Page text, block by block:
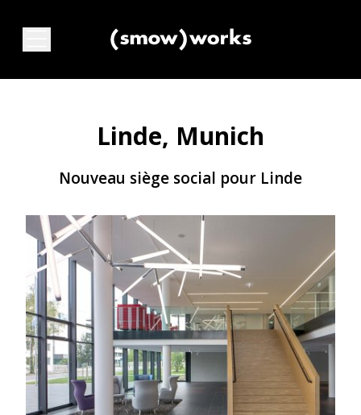
Linde, Munich
Nouveau siège social pour Linde